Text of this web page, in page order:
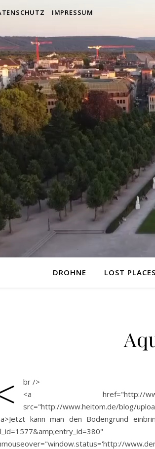
IMPRESSUM
DROHNE LOST PLACES
br />
<a href="http://
src="http://www.heitom.de/blog/
kann man den Bodengrund